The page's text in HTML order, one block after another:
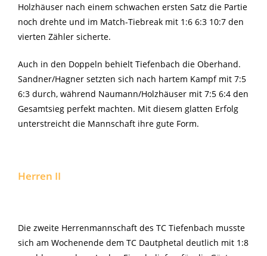
Holzhäuser nach einem schwachen ersten Satz die Partie
noch drehte und im Match-Tiebreak mit 1:6 6:3 10:7 den
vierten Zähler sicherte.
Auch in den Doppeln behielt Tiefenbach die Oberhand.
Sandner/Hagner setzten sich nach hartem Kampf mit 7:5
6:3 durch, während Naumann/Holzhäuser mit 7:5 6:4 den
Gesamtsieg perfekt machten. Mit diesem glatten Erfolg
unterstreicht die Mannschaft ihre gute Form.
Herren II
Die zweite Herrenmannschaft des TC Tiefenbach musste
sich am Wochenende dem TC Dautphetal deutlich mit 1:8